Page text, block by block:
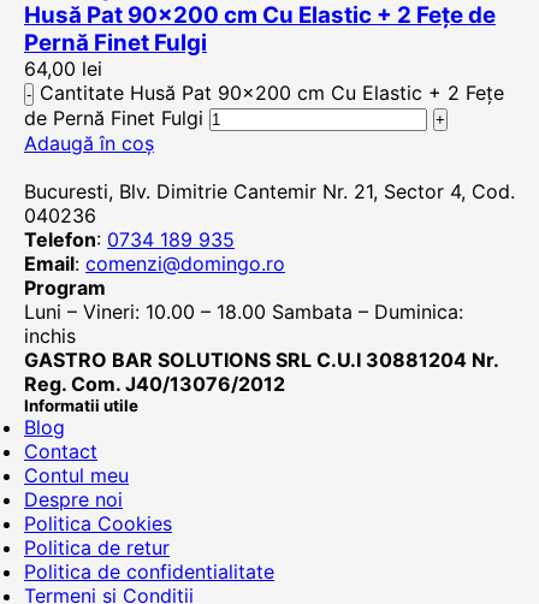
Husă Pat 90×200 cm Cu Elastic + 2 Fețe de
Pernă Finet Fulgi
64,00 lei
Cantitate Husă Pat 90x200 cm Cu Elastic + 2 Fețe
de Pernă Finet Fulgi
Adaugă în coș
Bucuresti, Blv. Dimitrie Cantemir Nr. 21, Sector 4, Cod.
040236
Telefon: 0734 189 935
Email: comenzi@domingo.ro
Program
Luni – Vineri: 10.00 – 18.00 Sambata – Duminica:
inchis
GASTRO BAR SOLUTIONS SRL C.U.I 30881204 Nr.
Reg. Com. J40/13076/2012
Informatii utile
Blog
Contact
Contul meu
Despre noi
Politica Cookies
Politica de retur
Politica de confidentialitate
Termeni si Conditii